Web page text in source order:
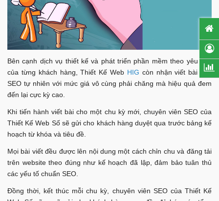
Bên cạnh dịch vụ thiết kế và phát triển phần mềm theo yêu cầu
của từng khách hàng, Thiết Kế Web HIG còn nhận viết bài đẩy
SEO tự nhiên với mức giá vô cùng phải chăng mà hiệu quả đem
đến lại cực kỳ cao.
Khi tiến hành viết bài cho một chu kỳ mới, chuyên viên SEO của
Thiết Kế Web Số sẽ gửi cho khách hàng duyệt qua trước bảng kế
hoạch từ khóa và tiêu đề.
Mọi bài viết đều được lên nội dung một cách chỉn chu và đăng tải
trên website theo đúng như kế hoạch đã lập, đảm bảo tuân thủ
các yếu tố chuẩn SEO.
Đồng thời, kết thúc mỗi chu kỳ, chuyên viên SEO của Thiết Kế